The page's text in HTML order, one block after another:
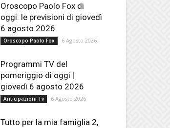
Oroscopo Paolo Fox di
oggi: le previsioni di giovedì
6 agosto 2026
Oroscopo Paolo Fox 6 Agosto 2026
Programmi TV del
pomeriggio di oggi |
giovedì 6 agosto 2026
Anticipazioni Tv 6 Agosto 2026
Tutto per la mia famiglia 2,